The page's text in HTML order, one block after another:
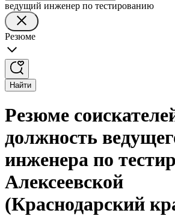
ведущий инженер по тестированию
Резюме
Найти
Резюме
должность
инженера по
Алексеевской
(Краснодарский